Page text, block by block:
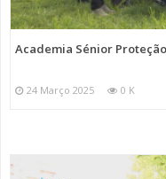
Academia Sénior
24 Março 2025 0 K